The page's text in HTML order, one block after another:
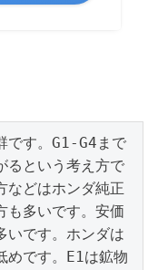
です。G1-G4まで
るという考え方で
などはホンダ純正
も多いです。安価
いです。ホンダは
めです。E1は鉱物